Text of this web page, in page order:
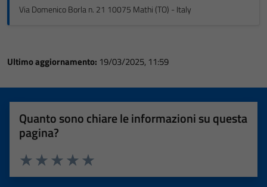
Via Domenico Borla n. 21 10075 Mathi (TO) - Italy
Ultimo aggiornamento: 19/03/2025, 11:59
Quanto sono chiare le informazioni su questa
pagina?
Valuta 5 stelle su 5
Valuta 4 stelle su 5
Valuta 3 stelle su 5
Valuta 2 stelle su 5
Valuta 1 stelle su 5